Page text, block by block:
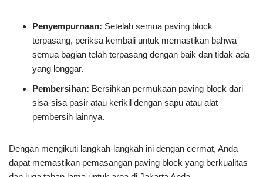
Penyempurnaan: Setelah semua paving block
terpasang, periksa kembali untuk memastikan bahwa
semua bagian telah terpasang dengan baik dan tidak ada
yang longgar.
Pembersihan: Bersihkan permukaan paving block dari
sisa-sisa pasir atau kerikil dengan sapu atau alat
pembersih lainnya.
Dengan mengikuti langkah-langkah ini dengan cermat, Anda
dapat memastikan pemasangan paving block yang berkualitas